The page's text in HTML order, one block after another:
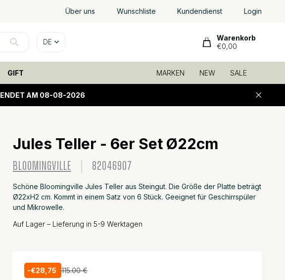
Über uns Wunschliste Kundendienst Login
DE
Warenkorb
€0,00
GIFT MARKEN NEW SALE
ENDET AM 08-08-2026
25%
sale
Jules Teller - 6er Set Ø22cm
BLOOMINGVILLE 82046907
Schöne Bloomingville Jules Teller aus Steingut. Die Größe der Platte beträgt
Ø22xH2 cm. Kommt in einem Satz von 6 Stück. Geeignet für Geschirrspüler
und Mikrowelle.
Auf Lager – Lieferung in 5-9 Werktagen
-€28,75 115.00 €